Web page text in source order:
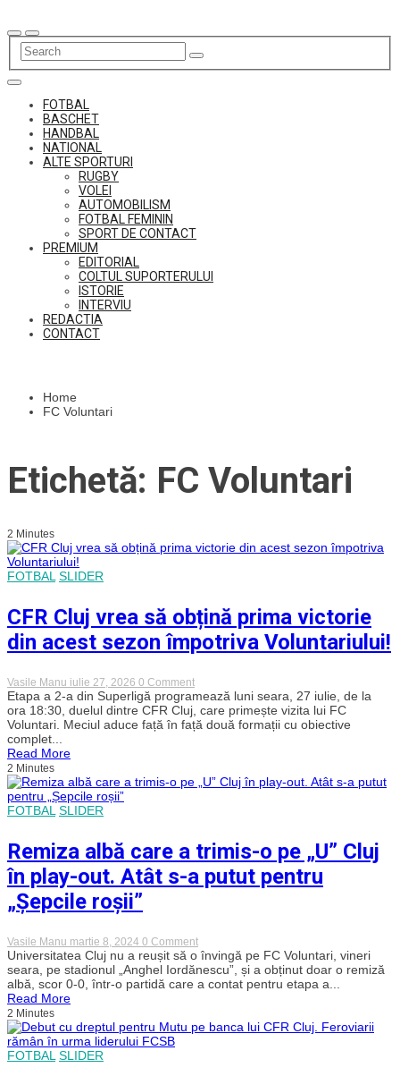
to
content
FOTBAL
BASCHET
HANDBAL
NATIONAL
ALTE SPORTURI
RUGBY
VOLEI
AUTOMOBILISM
FOTBAL FEMININ
SPORT DE CONTACT
PREMIUM
EDITORIAL
COLTUL SUPORTERULUI
ISTORIE
INTERVIU
REDACTIA
CONTACT
Home
FC Voluntari
Etichetă: FC Voluntari
2 Minutes
FOTBAL SLIDER
CFR Cluj vrea să obțină prima victorie
din acest sezon împotriva Voluntariului!
Vasile Manu iulie 27, 2026 0 Commenton
CFR
Cluj
vrea
să
din
Etapa a 2-a din Superligă programează luni seara, 27 iulie, de la
ora 18:30, duelul dintre CFR Cluj, care primește vizita lui FC
Voluntari. Meciul aduce față în față două formații cu obiective
complet...
Read More
2 Minutes
FOTBAL SLIDER
Remiza albă care a trimis-o pe „U” Cluj
în play-out. Atât s-a putut pentru
„Șepcile roșii”
Vasile Manu martie 8, 2024 0 Commenton
Remiza
albă
care
a
pe
Universitatea Cluj nu a reușit să o învingă pe FC Voluntari, vineri
seara, pe stadionul „Anghel Iordănescu”, și a obținut doar o remiză
albă, scor 0-0, într-o partidă care a contat pentru etapa a...
Read More
2 Minutes
FOTBAL SLIDER